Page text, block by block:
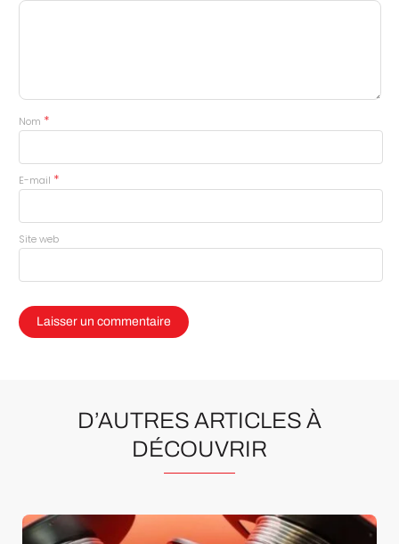
Nom *
E-mail *
Site web
D’AUTRES ARTICLES À
DÉCOUVRIR